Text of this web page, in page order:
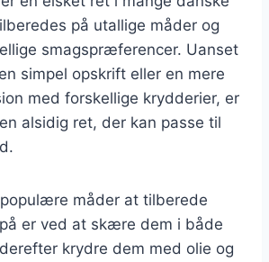
på utallige måder og
smagspræferencer. Uanset
simpel opskrift eller en mere
med forskellige krydderier, er
alsidig ret, der kan passe til
måder at tilberede
er ved at skære dem i både
krydre dem med olie og